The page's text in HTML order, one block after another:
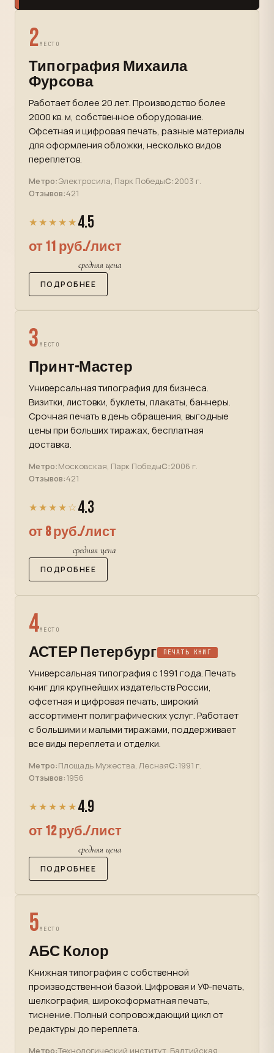
2МЕСТО
Типография Михаила
Фурсова
Работает более 20 лет. Производство более
2000 кв. м, собственное оборудование.
Офсетная и цифровая печать, разные материалы
для оформления обложки, несколько видов
переплетов.
Метро:Электросила, Парк ПобедыС:2003 г.
Отзывов:421
★★★★★ 4.5
от 11 руб./лист
средняя цена
ПОДРОБНЕЕ
3 МЕСТО
Принт-Мастер
Универсальная типография для бизнеса.
Визитки, листовки, буклеты, плакаты, баннеры.
Срочная печать в день обращения, выгодные
цены при больших тиражах, бесплатная
доставка.
Метро:Московская, Парк ПобедыС:2006 г.
Отзывов:421
★★★★☆ 4.3
от 8 руб./лист
средняя цена
ПОДРОБНЕЕ
4МЕСТО
АСТЕР Петербург ПЕЧАТЬ КНИГ
Универсальная типография с 1991 года. Печать
книг для крупнейших издательств России,
офсетная и цифровая печать, широкий
ассортимент полиграфических услуг. Работает
с большими и малыми тиражами, поддерживает
все виды переплета и отделки.
Метро:Площадь Мужества, ЛеснаяС:1991 г.
Отзывов:1956
★★★★★ 4.9
от 12 руб./лист
средняя цена
ПОДРОБНЕЕ
5МЕСТО
АБС Колор
Книжная типография с собственной
производственной базой. Цифровая и УФ-печать,
шелкография, широкоформатная печать,
тиснение. Полный сопровождающий цикл от
редактуры до переплета.
Метро:Технологический институт, Балтийская